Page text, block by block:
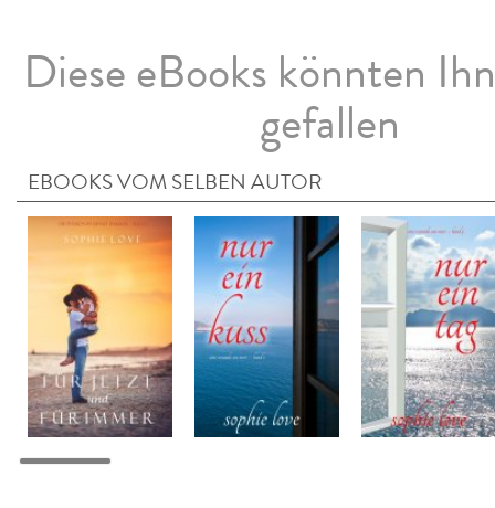
Diese eBooks könnten
gefallen
EBOOKS VOM SELBEN AUTOR